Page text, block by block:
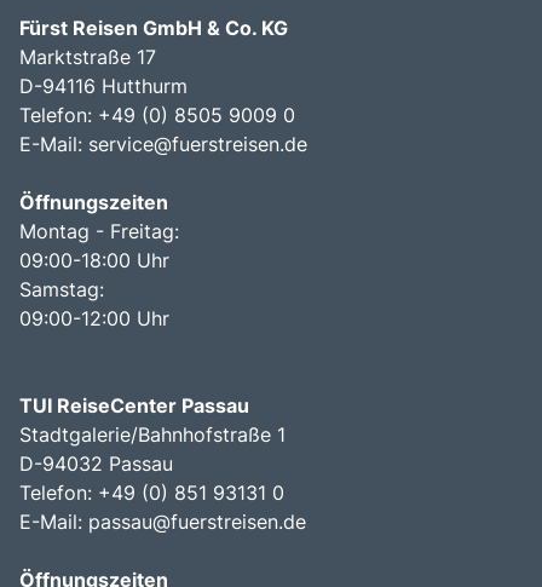
Fürst Reisen GmbH & Co. KG
Marktstraße 17
D-94116 Hutthurm
Telefon: +49 (0) 8505 9009 0
E-Mail: service@fuerstreisen.de
Öffnungszeiten
Montag - Freitag:
09:00-18:00 Uhr
Samstag:
09:00-12:00 Uhr
TUI ReiseCenter Passau
Stadtgalerie/Bahnhofstraße 1
D-94032 Passau
Telefon: +49 (0) 851 93131 0
E-Mail: passau@fuerstreisen.de
Öffnungszeiten